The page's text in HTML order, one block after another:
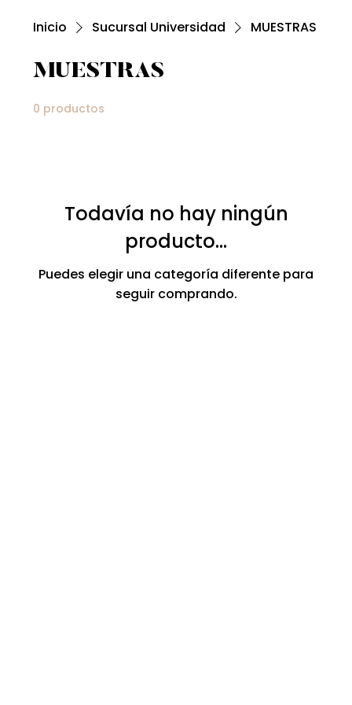
Inicio Sucursal Universidad MUESTRAS
MUESTRAS
0 productos
Todavía no hay ningún
producto...
Puedes elegir una categoría diferente para
seguir comprando.